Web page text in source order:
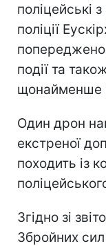
поліцейські
поліції
події та
щонайменше
Один дрон
екстреної
походить із
Згідно зі
Збройних